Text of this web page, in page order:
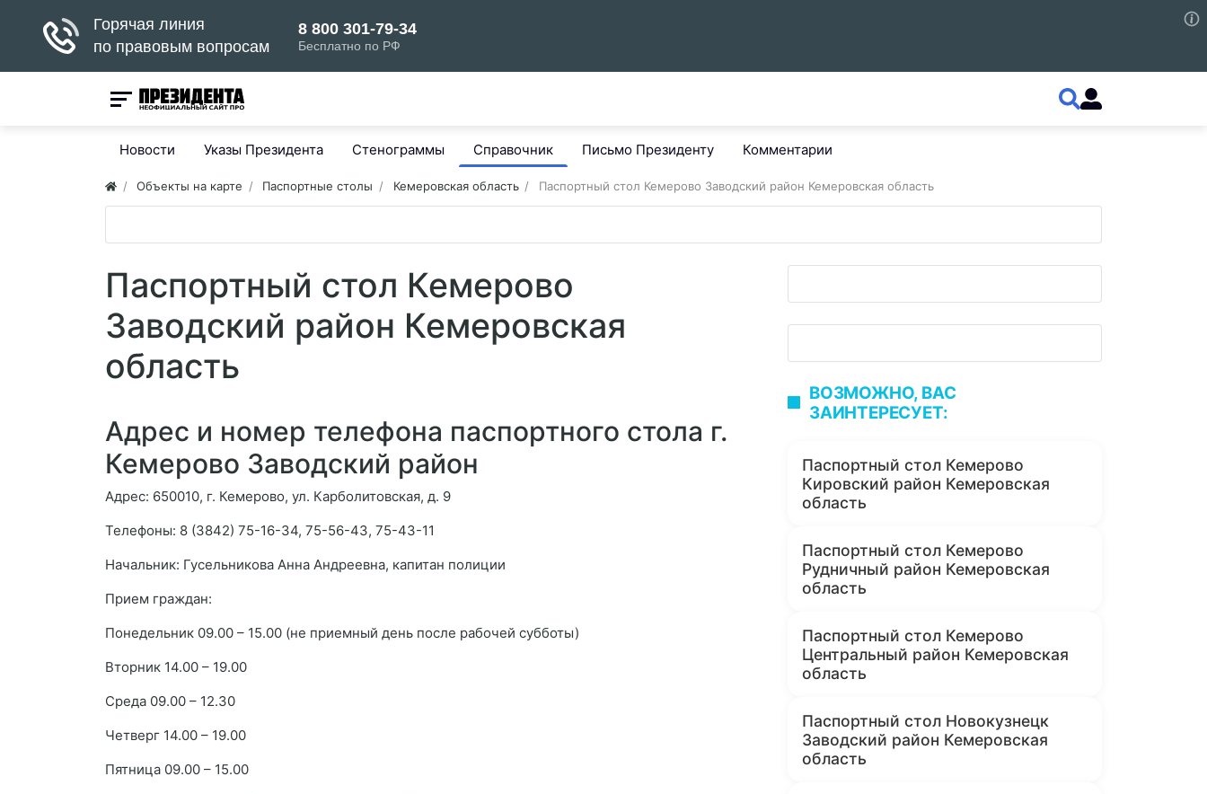
Новости Указы Президента Стенограммы Справочник Письмо Президенту Комментарии
Объекты на карте Паспортные столы Кемеровская область Паспортный стол Кемерово Заводский район Кемеровская область
Паспортный стол Кемерово
Заводский район Кемеровская
область
Адрес и номер телефона паспортного стола г.
Кемерово Заводский район
Адрес: 650010, г. Кемерово, ул. Карболитовская, д. 9
Телефоны: 8 (3842) 75-16-34, 75-56-43, 75-43-11
Начальник: Гусельникова Анна Андреевна, капитан полиции
Прием граждан:
Понедельник 09.00 – 15.00 (не приемный день после рабочей субботы)
Вторник 14.00 – 19.00
Среда 09.00 – 12.30
Четверг 14.00 – 19.00
Пятница 09.00 – 15.00
ВОЗМОЖНО, ВАС
ЗАИНТЕРЕСУЕТ:
Паспортный стол Кемерово
Кировский район Кемеровская
область
Паспортный стол Кемерово
Рудничный район Кемеровская
область
Паспортный стол Кемерово
Центральный район Кемеровская
область
Паспортный стол Новокузнецк
Заводский район Кемеровская
область